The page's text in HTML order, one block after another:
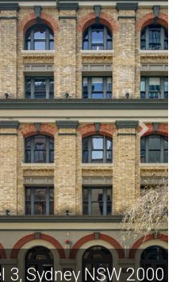
346 Kent Street, Level